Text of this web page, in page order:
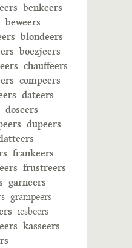
benkeers
beweers
blondeers
boezjeers
chauffeers
compeers
dateers
doseers
dupeers
frankeers
frustreers
garneers
grampeers
iesbeers
kasseers